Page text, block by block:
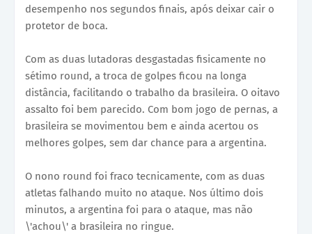
desempenho nos segundos finais, após deixar cair o
protetor de boca.
Com as duas lutadoras desgastadas fisicamente no
sétimo round, a troca de golpes ficou na longa
distância, facilitando o trabalho da brasileira. O oitavo
assalto foi bem parecido. Com bom jogo de pernas, a
brasileira se movimentou bem e ainda acertou os
melhores golpes, sem dar chance para a argentina.
O nono round foi fraco tecnicamente, com as duas
atletas falhando muito no ataque. Nos último dois
minutos, a argentina foi para o ataque, mas não
\'achou\' a brasileira no ringue.